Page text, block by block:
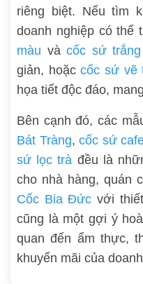
riêng biệt. Nếu tìm
doanh nghiệp có thể
màu vàcốc sứ
giản, hoặccốc sứ vẽ
họa tiết độc đáo,
Bên cạnh đó, các
Bát Tràng, cốc sứ
sứ lọc trà đều là
cho nhà hàng, quán
Cốc Bia Đức với
cũng là một gợi ý
quan đến ẩm thực,
khuyến mãi của